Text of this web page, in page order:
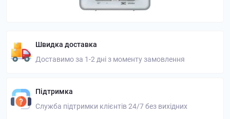
Швидка доставка
Доставимо за 1-2 дні з моменту замовлення
Підтримка
Служба підтримки клієнтів 24/7 без вихідних